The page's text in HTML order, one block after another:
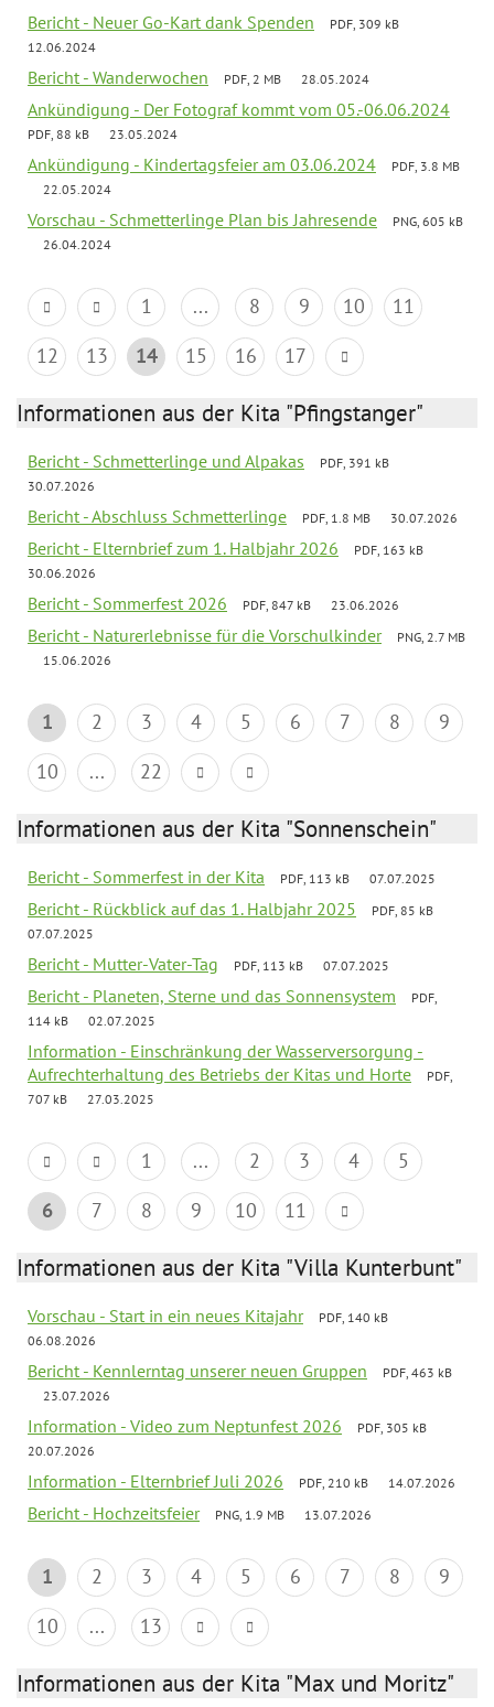
Bericht - Neuer Go-Kart dank Spenden
PDF, 309 kB
12.06.2024
Bericht - Wanderwochen PDF, 2 MB 28.05.2024
Ankündigung - Der Fotograf kommt vom 05.-06.06.2024
PDF, 88 kB 23.05.2024
Ankündigung - Kindertagsfeier am 03.06.2024
PDF, 3.8 MB
22.05.2024
Vorschau - Schmetterlinge Plan bis Jahresende
PNG, 605 kB
26.04.2024
1 ... 8 9 10
11
12
13 14 15 16 17
Informationen aus der Kita "Pfingstanger"
Bericht - Schmetterlinge und Alpakas
PDF, 391 kB
30.07.2026
Bericht - Abschluss Schmetterlinge PDF, 1.8 MB 30.07.2026
Bericht - Elternbrief zum 1. Halbjahr 2026
PDF, 163 kB
30.06.2026
Bericht - Sommerfest 2026 PDF, 847 kB 23.06.2026
Bericht - Naturerlebnisse für die Vorschulkinder
PNG, 2.7 MB
15.06.2026
1 2 3 4 5 6 7 8
9
10
... 22
Informationen aus der Kita "Sonnenschein"
Bericht - Sommerfest in der Kita PDF, 113 kB 07.07.2025
Bericht - Rückblick auf das 1. Halbjahr 2025
PDF, 85 kB
07.07.2025
Bericht - Mutter-Vater-Tag PDF, 113 kB 07.07.2025
Bericht - Planeten, Sterne und das Sonnensystem
PDF,
114 kB
02.07.2025
Information - Einschränkung der Wasserversorgung -
Aufrechterhaltung des Betriebs der Kitas und Horte
PDF,
707 kB
27.03.2025
1 ... 2 3 4
5
6
7 8 9 10 11
Informationen aus der Kita "Villa Kunterbunt"
Vorschau - Start in ein neues Kitajahr
PDF, 140 kB
06.08.2026
Bericht - Kennlerntag unserer neuen Gruppen
PDF, 463 kB
23.07.2026
Information - Video zum Neptunfest 2026
PDF, 305 kB
20.07.2026
Information - Elternbrief Juli 2026 PDF, 210 kB 14.07.2026
Bericht - Hochzeitsfeier PNG, 1.9 MB 13.07.2026
1 2 3 4 5 6 7 8
9
10
... 13
Informationen aus der Kita "Max und Moritz"